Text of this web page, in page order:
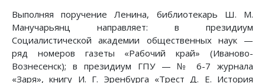
Выполняя поручение Ленина, библиотекарь Ш. М.
Манучарьянц направляет: в президиум
Социалистической академии общественных наук —
ряд номеров газеты «Рабочий край» (Иваново-
Вознесенск); в президиум ГПУ — № 6-7 журнала
«Заря», книгу И. Г. Эренбурга «Трест Д. Е. История